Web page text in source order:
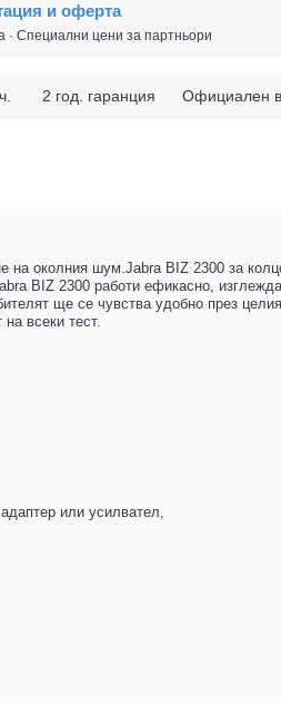
и оферта
· Специални цени за партньори
ч. 2 год. гаранция Официален
на околния шум.Jabra BIZ 2300 за
BIZ 2300 работи ефикасно,
ще се чувства удобно през
всеки тест.
или усилвател,